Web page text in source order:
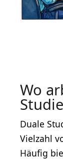
Wo
Duale
Vielzahl
Häufig